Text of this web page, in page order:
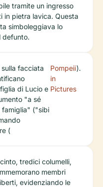
tramite un ingresso
in pietra lavica. Questa
simboleggiava lo
defunto.
facciata
di Lucio e
"a sé
famiglia" ("sibi
(
Pompeii
in
Pictures
).
tredici columelli,
membri
evidenziando le